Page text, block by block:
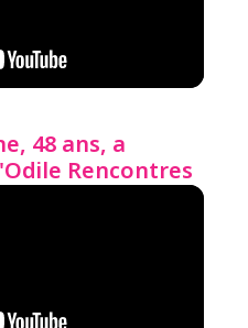
48 ans, a
Rencontres